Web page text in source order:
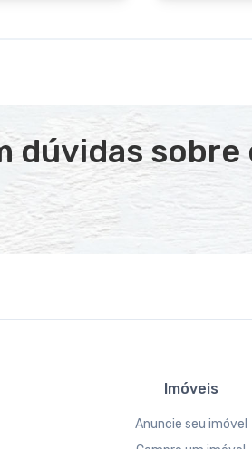
dúvidas
Imóveis
Anuncie seu imóvel